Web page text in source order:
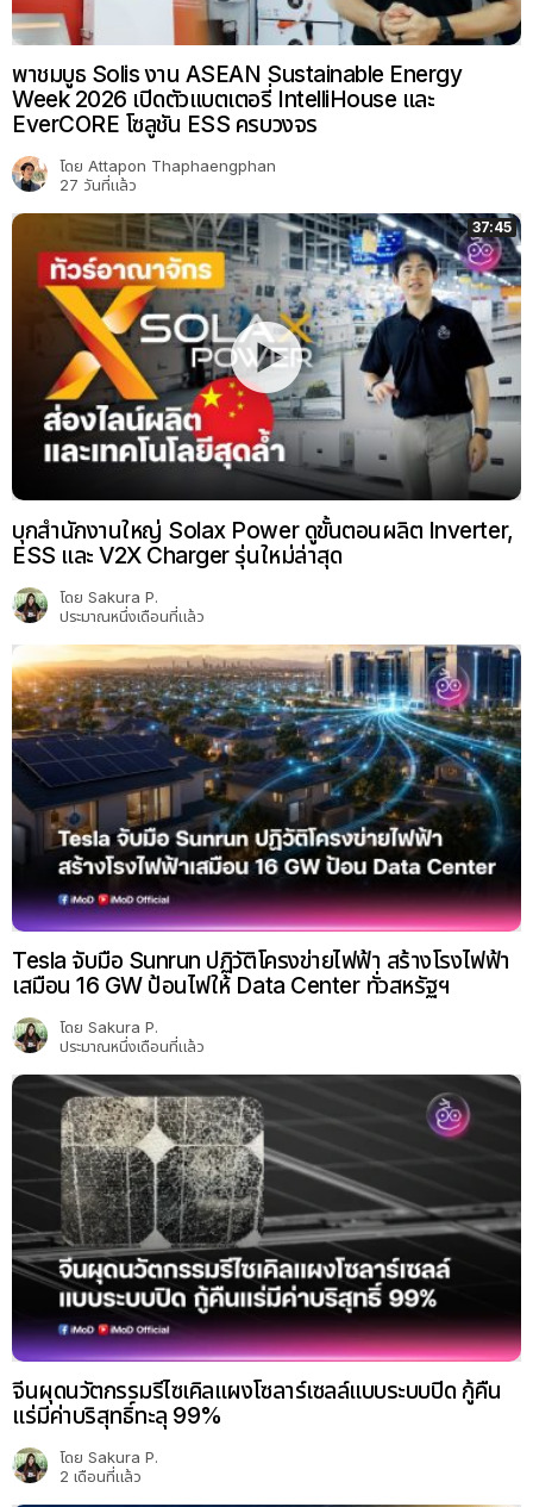
พาชมบูธ Solis งาน ASEAN Sustainable Energy
Week 2026 เปิดตัวแบตเตอรี่ IntelliHouse และ
EverCORE โซลูชัน ESS ครบวงจร
โดย Attapon Thaphaengphan
27 วันที่แล้ว
37:45
บุกสำนักงานใหญ่ Solax Power ดูขั้นตอนผลิต Inverter,
ESS และ V2X Charger รุ่นใหม่ล่าสุด
โดย Sakura P.
ประมาณหนึ่งเดือนที่แล้ว
Tesla จับมือ Sunrun ปฏิวัติโครงข่ายไฟฟ้า สร้างโรงไฟฟ้า
เสมือน 16 GW ป้อนไฟให้ Data Center ทั่วสหรัฐฯ
โดย Sakura P.
ประมาณหนึ่งเดือนที่แล้ว
จีนผุดนวัตกรรมรีไซเคิลแผงโซลาร์เซลล์แบบระบบปิด กู้คืน
แร่มีค่าบริสุทธิ์ทะลุ 99%
โดย Sakura P.
2 เดือนที่แล้ว